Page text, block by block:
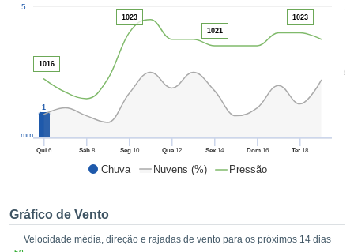
fornecer-
todos os
ou
no
como
um perfil
CONFIGURAÇÕES
Chuva Nuvens (%) Pressão
50
Qui 6 Sáb8 Seg10 Qua12 Sex 14 Dom16 Ter 18
5
mm
1
1016
1023
1021
1023
Gráfico de Vento
Velocidade média, direção e rajadas de vento para os próximos 14 dias